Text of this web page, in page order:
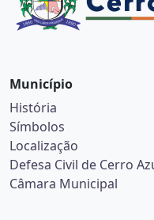
Símbolos
Localização
Defesa Civil de Cerro Azul
Câmara Municipal
Comunicação